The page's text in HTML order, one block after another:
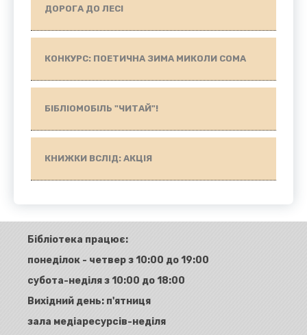
ДОРОГА ДО ЛЕСІ
КОНКУРС: ПОЕТИЧНА ЗИМА МИКОЛИ СОМА
БІБЛІОМОБІЛЬ "ЧИТАЙ"!
КНИЖКИ ВСЛІД: АКЦІЯ
Бібліотека працює:
понеділок - четвер з 10:00 до 19:00
субота-неділя з 10:00 до 18:00
Вихідний день: п'ятниця
зала медіаресурсів-неділя